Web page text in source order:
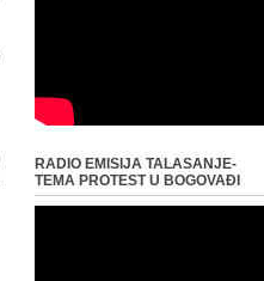
RADIO EMISIJA TALASANJE-
TEMA PROTEST U BOGOVAĐI